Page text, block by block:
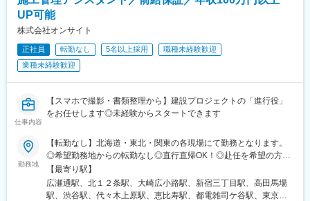
UP可能
株式会社オンサイト
正社員 転勤なし 5名以上採用
職種未経験歓迎
業種未経験歓迎
仕事内容
【スマホで撮影・書類整理から】建設プロジェクトの「進行役」
をお任せします◎未経験からスタートできます
勤務地
【転勤なし】北海道・東北・関東の各現場にて勤務となります。
◎希望勤務地からの転勤なし◎直行直帰OK！◎赴任を希望の方に
は、会社負担で家具家電付きの社員寮をご用意いたします！※別途
赴任手当（1～7万円あり）▼具体的な配属エリア【北海道・東北
エリア】北海道・青森県・岩手県・秋田県・宮城県・山形県・福
【最寄り駅】
広瀬通駅、北１２条駅、大崎広小路駅、新宿三丁目駅、高田馬場
駅、渋谷駅、代々木上原駅、恵比寿駅、都電雑司ケ谷駅、東京